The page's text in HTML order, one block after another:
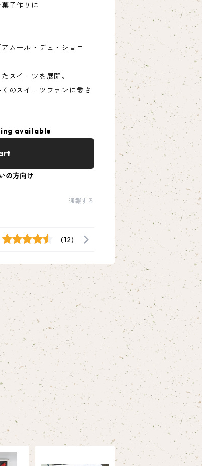
子作りに
ムール・デュ・ショコ
スイーツを展開。
のスイーツファンに愛さ
available
の方向け
通報する
(12)